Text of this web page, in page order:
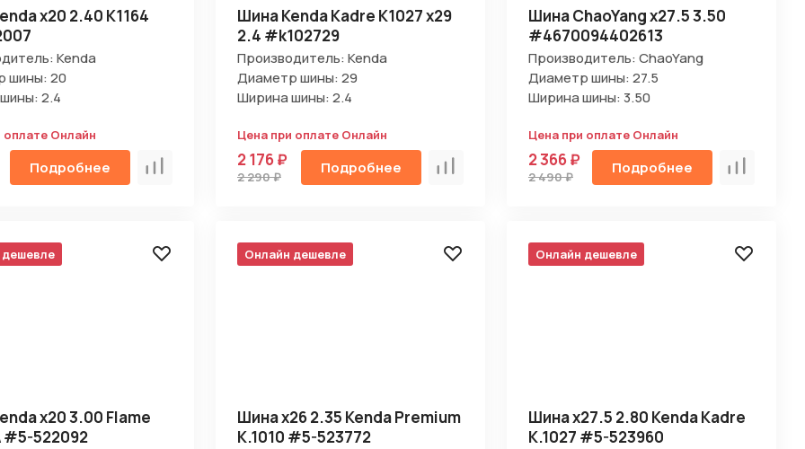
х20 2.40 K1164
Kenda
шины: 20
2.4
оплате Онлайн
Подробнее Сравнить
Шина Kenda Kadre K1027 х29
2.4 #k102729
Производитель: Kenda
Диаметр шины: 29
Ширина шины: 2.4
Цена при оплате Онлайн
2 176 ₽
2 290 ₽ Подробнее Сравнить
Шина ChaoYang х27.5 3.50
#4670094402613
Производитель: ChaoYang
Диаметр шины: 27.5
Ширина шины: 3.50
Цена при оплате Онлайн
2 366 ₽
2 490 ₽ Подробнее Сравнить
х20 3.00 Flame
#5-522092
Онлайн дешевле
Шина х26 2.35 Kenda Premium
K.1010 #5-523772
Онлайн дешевле
Шина х27.5 2.80 Kenda Kadre
K.1027 #5-523960